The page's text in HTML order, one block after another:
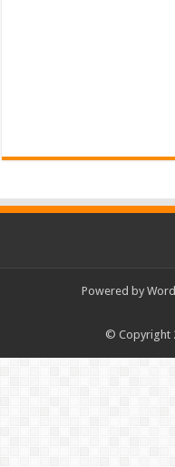
Powered by
© Copyright